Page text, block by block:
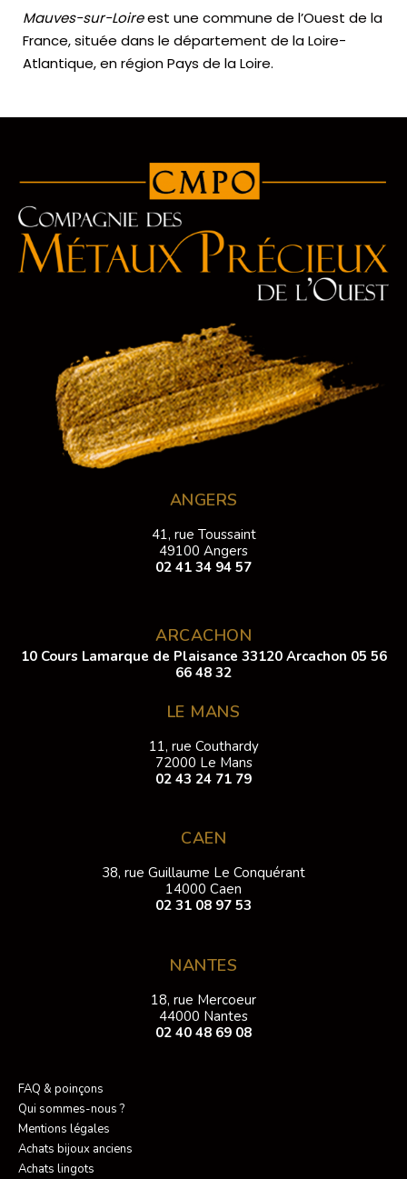
Mauves-sur-Loireest une commune de l’Ouest de la
France, située dans le département de la Loire-
Atlantique, en région Pays de la Loire.
ANGERS
41, rue Toussaint
49100 Angers
02 41 34 94 57
ARCACHON
10 Cours Lamarque de Plaisance 33120 Arcachon 05 56
66 48 32
LE MANS
11, rue Couthardy
72000 Le Mans
02 43 24 71 79
CAEN
38, rue Guillaume Le Conquérant
14000 Caen
02 31 08 97 53
NANTES
18, rue Mercoeur
44000 Nantes
02 40 48 69 08
FAQ & poinçons
Qui sommes-nous ?
Mentions légales
Achats bijoux anciens
Achats lingots